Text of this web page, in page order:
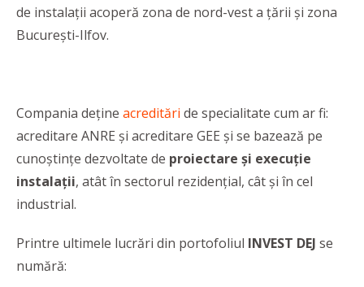
de instalații acoperă zona de nord-vest a țării și zona
București-Ilfov.
Compania deține acreditări de specialitate cum ar fi:
acreditare ANRE și acreditare GEE și se bazează pe
cunoștințe dezvoltate de proiectare și execuție
instalații, atât în sectorul rezidențial, cât și în cel
industrial.
Printre ultimele lucrări din portofoliul INVEST DEJ se
numără: